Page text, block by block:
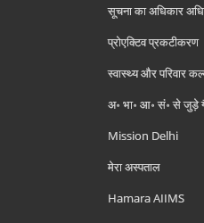
सूचना का अधिकार
प्रोएक्टिव प्रकटीकरण
स्वास्थ्य और परिवार
अ॰ भा॰ आ॰ सं॰ से जुड़े
Mission Delhi
मेरा अस्पताल
Hamara AIIMS